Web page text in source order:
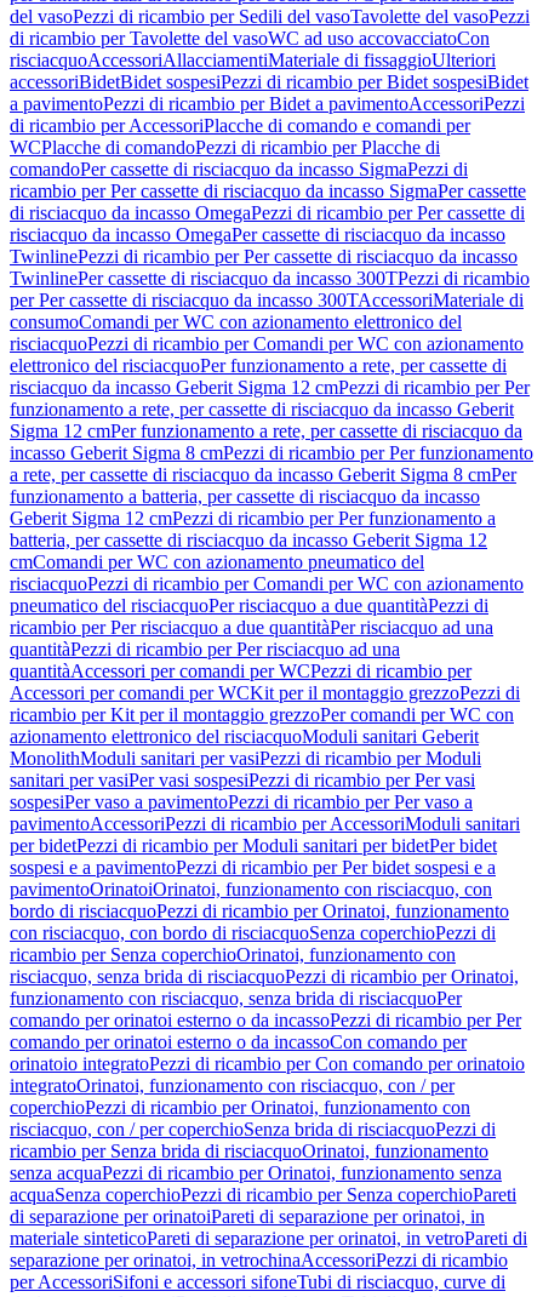
del vasoPezzi di ricambio per Sedili del vasoTavolette del vasoPezzi
di ricambio per Tavolette del vasoWC ad uso accovacciatoCon
risciacquoAccessoriAllacciamentiMateriale di fissaggioUlteriori
accessoriBidetBidet sospesiPezzi di ricambio per Bidet sospesiBidet
a pavimentoPezzi di ricambio per Bidet a pavimentoAccessoriPezzi
di ricambio per AccessoriPlacche di comando e comandi per
WCPlacche di comandoPezzi di ricambio per Placche di
comandoPer cassette di risciacquo da incasso SigmaPezzi di
ricambio per Per cassette di risciacquo da incasso SigmaPer cassette
di risciacquo da incasso OmegaPezzi di ricambio per Per cassette di
risciacquo da incasso OmegaPer cassette di risciacquo da incasso
TwinlinePezzi di ricambio per Per cassette di risciacquo da incasso
TwinlinePer cassette di risciacquo da incasso 300TPezzi di ricambio
per Per cassette di risciacquo da incasso 300TAccessoriMateriale di
consumoComandi per WC con azionamento elettronico del
risciacquoPezzi di ricambio per Comandi per WC con azionamento
elettronico del risciacquoPer funzionamento a rete, per cassette di
risciacquo da incasso Geberit Sigma 12 cmPezzi di ricambio per Per
funzionamento a rete, per cassette di risciacquo da incasso Geberit
Sigma 12 cmPer funzionamento a rete, per cassette di risciacquo da
incasso Geberit Sigma 8 cmPezzi di ricambio per Per funzionamento
a rete, per cassette di risciacquo da incasso Geberit Sigma 8 cmPer
funzionamento a batteria, per cassette di risciacquo da incasso
Geberit Sigma 12 cmPezzi di ricambio per Per funzionamento a
batteria, per cassette di risciacquo da incasso Geberit Sigma 12
cmComandi per WC con azionamento pneumatico del
risciacquoPezzi di ricambio per Comandi per WC con azionamento
pneumatico del risciacquoPer risciacquo a due quantitàPezzi di
ricambio per Per risciacquo a due quantitàPer risciacquo ad una
quantitàPezzi di ricambio per Per risciacquo ad una
quantitàAccessori per comandi per WCPezzi di ricambio per
Accessori per comandi per WCKit per il montaggio grezzoPezzi di
ricambio per Kit per il montaggio grezzoPer comandi per WC con
azionamento elettronico del risciacquoModuli sanitari Geberit
MonolithModuli sanitari per vasiPezzi di ricambio per Moduli
sanitari per vasiPer vasi sospesiPezzi di ricambio per Per vasi
sospesiPer vaso a pavimentoPezzi di ricambio per Per vaso a
pavimentoAccessoriPezzi di ricambio per AccessoriModuli sanitari
per bidetPezzi di ricambio per Moduli sanitari per bidetPer bidet
sospesi e a pavimentoPezzi di ricambio per Per bidet sospesi e a
pavimentoOrinatoiOrinatoi, funzionamento con risciacquo, con
bordo di risciacquoPezzi di ricambio per Orinatoi, funzionamento
con risciacquo, con bordo di risciacquoSenza coperchioPezzi di
ricambio per Senza coperchioOrinatoi, funzionamento con
risciacquo, senza brida di risciacquoPezzi di ricambio per Orinatoi,
funzionamento con risciacquo, senza brida di risciacquoPer
comando per orinatoi esterno o da incassoPezzi di ricambio per Per
comando per orinatoi esterno o da incassoCon comando per
orinatoio integratoPezzi di ricambio per Con comando per orinatoio
integratoOrinatoi, funzionamento con risciacquo, con / per
coperchioPezzi di ricambio per Orinatoi, funzionamento con
risciacquo, con / per coperchioSenza brida di risciacquoPezzi di
ricambio per Senza brida di risciacquoOrinatoi, funzionamento
senza acquaPezzi di ricambio per Orinatoi, funzionamento senza
acquaSenza coperchioPezzi di ricambio per Senza coperchioPareti
di separazione per orinatoiPareti di separazione per orinatoi, in
materiale sinteticoPareti di separazione per orinatoi, in vetroPareti di
separazione per orinatoi, in vetrochinaAccessoriPezzi di ricambio
per AccessoriSifoni e accessori sifoneTubi di risciacquo, curve di